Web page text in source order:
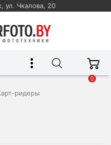
ул. Чкалова, 20
0
ридеры